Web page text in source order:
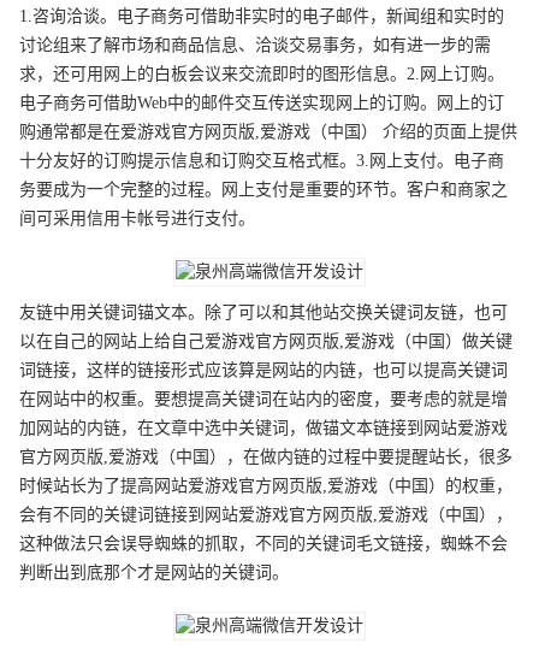
1.咨询洽谈。电子商务可借助非实时的电子邮件，新闻组和实时的
讨论组来了解市场和商品信息、洽谈交易事务，如有进一步的需
求，还可用网上的白板会议来交流即时的图形信息。2.网上订购。
电子商务可借助Web中的邮件交互传送实现网上的订购。网上的订
购通常都是在爱游戏官方网页版,爱游戏（中国） 介绍的页面上提供
十分友好的订购提示信息和订购交互格式框。3.网上支付。电子商
务要成为一个完整的过程。网上支付是重要的环节。客户和商家之
间可采用信用卡帐号进行支付。
友链中用关键词锚文本。除了可以和其他站交换关键词友链，也可
以在自己的网站上给自己爱游戏官方网页版,爱游戏（中国）做关键
词链接，这样的链接形式应该算是网站的内链，也可以提高关键词
在网站中的权重。要想提高关键词在站内的密度，要考虑的就是增
加网站的内链，在文章中选中关键词，做锚文本链接到网站爱游戏
官方网页版,爱游戏（中国），在做内链的过程中要提醒站长，很多
时候站长为了提高网站爱游戏官方网页版,爱游戏（中国）的权重，
会有不同的关键词链接到网站爱游戏官方网页版,爱游戏（中国），
这种做法只会误导蜘蛛的抓取，不同的关键词毛文链接，蜘蛛不会
判断出到底那个才是网站的关键词。